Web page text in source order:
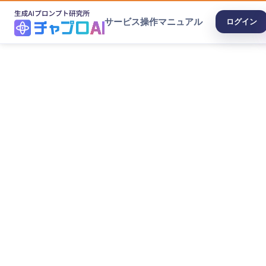
サービス操作マニュアル ログイン